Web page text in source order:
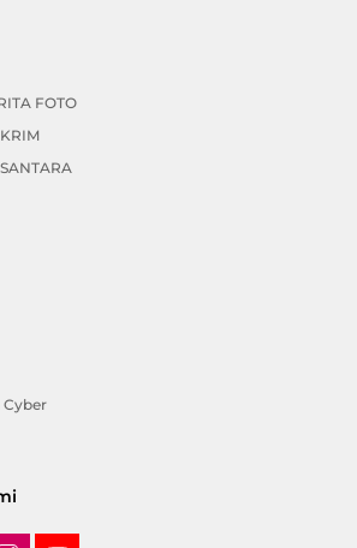
FOTO
Cyber